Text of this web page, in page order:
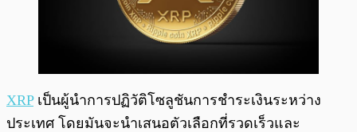
XRPเป็นผู้นำการปฏิวัติโซลูชันการชำระเงินระหว่าง
ประเทศ โดยมันจะนำเสนอตัวเลือกที่รวดเร็วและ